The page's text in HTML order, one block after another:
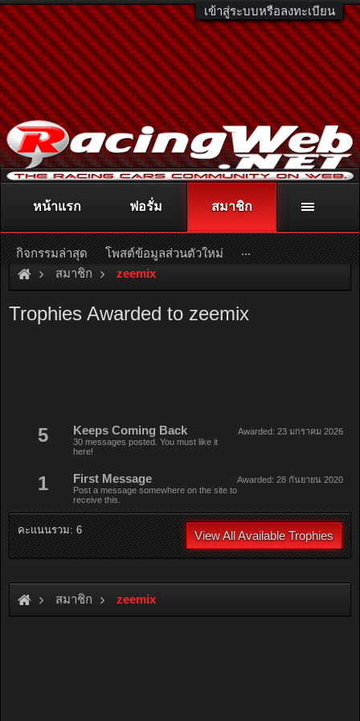
เข้าสู่ระบบหรือลงทะเบียน
ติดต่อลงโฆษณา racingweb@gmail.comหรือโทร. 081-811-1138
หรืออ่านรายละเอียดเพิ่มเติม คลิกที่นี่
สมาชิก zeemix
Trophies Awarded to zeemix
5 Awarded: 23 มกราคม 2026
Keeps Coming Back
30 messages posted. You must like it
here!
1 Awarded: 28 กันยายน 2020
First Message
Post a message somewhere on the site to
receive this.
คะแนนรวม: 6 View All Available Trophies
สมาชิก zeemix
หน้าแรก ฟอรั่ม สมาชิก
กิจกรรมล่าสุด โพสต์ข้อมูลส่วนตัวใหม่ ...